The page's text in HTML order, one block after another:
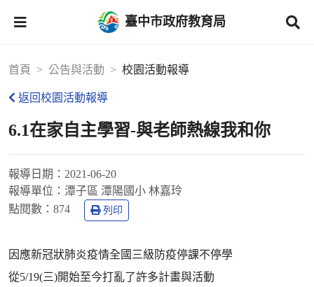
臺中市政府教育局
首頁 公告與活動 校園活動報導
返回校園活動報導
6.1在家自主學習-與老師熱線我和你
報導日期： 2021-06-20
報導單位： 潭子區 潭陽國小 林嘉玲
點閱數： 874 列印
因應新冠狀肺炎疫情全國三級防疫停課不停學
從5/19(三)開始至今打亂了許多計畫與活動